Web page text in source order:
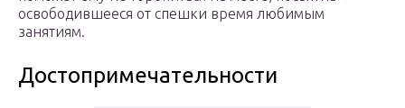
освободившееся от спешки время любимым
занятиям.
Достопримечательности